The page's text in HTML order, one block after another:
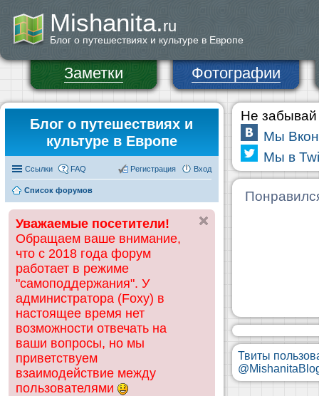
Mishanita.ru
Блог о путешествиях и культуре в Европе
Заметки Фотографии
Блог о путешествиях и
культуре в Европе
Ссылки FAQ Вход
Регистрация
Список форумов
Уважаемые посетители!
Обращаем ваше внимание,
что с 2018 года форум
работает в режиме
"самоподдержания". У
администратора (Foxy) в
настоящее время нет
возможности отвечать на
ваши вопросы, но мы
приветствуем
взаимодействие между
пользователями
Не забывай
Мы
Мы в
Твиты